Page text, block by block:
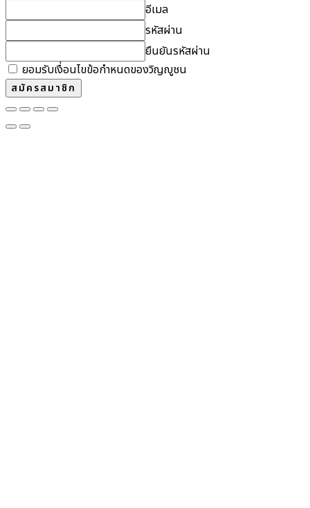
อีเมล
รหัสผ่าน
ยืนยันรหัสผ่าน
ยอมรับเงื่อนไขข้อกำหนดของวิญญูชน